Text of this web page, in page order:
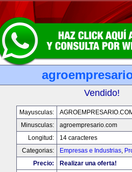
Vendido!
Mayusculas:
Minusculas:
agroempresario.com
Longitud:
14 caracteres
Categorias:
Empresas e Industrias,
Precio:
Realizar una oferta!